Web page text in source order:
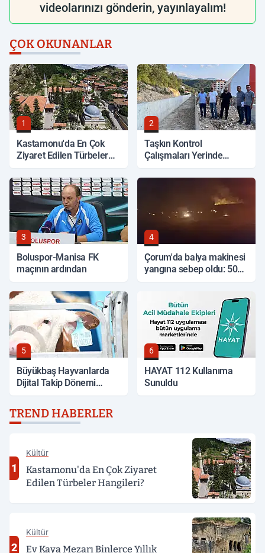
videolarınızı gönderin, yayınlayalım!
ÇOK OKUNANLAR
1
Kastamonu'da En Çok
Ziyaret Edilen Türbeler
2
Taşkın Kontrol
Çalışmaları Yerinde
3
Boluspor-Manisa FK
maçının ardından
4
Çorum'da balya makinesi
yangına sebep oldu: 500
5
Büyükbaş Hayvanlarda
Dijital Takip Dönemi
6
HAYAT 112 Kullanıma
Sunuldu
TREND HABERLER
1
Kültür
Kastamonu'da En Çok Ziyaret
Edilen Türbeler Hangileri?
2
Kültür
Ev Kaya Mezarı Binlerce Yıllık